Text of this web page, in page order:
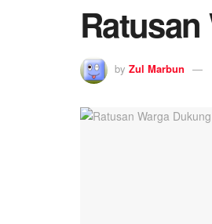
by Zul Marbun